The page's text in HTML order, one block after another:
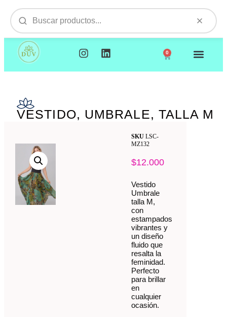
0
VESTIDO, UMBRALE, TALLA M
SKULSC-
MZ132
$12.000
Vestido
Umbrale
talla M,
con
estampados
vibrantes y
un diseño
fluido que
resalta la
feminidad.
Perfecto
para brillar
en
cualquier
ocasión.